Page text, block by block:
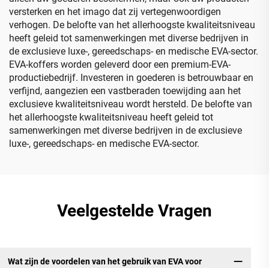
versterken en het imago dat zij vertegenwoordigen
verhogen. De belofte van het allerhoogste kwaliteitsniveau
heeft geleid tot samenwerkingen met diverse bedrijven in
de exclusieve luxe-, gereedschaps- en medische EVA-sector.
EVA-koffers worden geleverd door een premium-EVA-
productiebedrijf. Investeren in goederen is betrouwbaar en
verfijnd, aangezien een vastberaden toewijding aan het
exclusieve kwaliteitsniveau wordt hersteld. De belofte van
het allerhoogste kwaliteitsniveau heeft geleid tot
samenwerkingen met diverse bedrijven in de exclusieve
luxe-, gereedschaps- en medische EVA-sector.
Veelgestelde Vragen
Wat zijn de voordelen van het gebruik van EVA voor